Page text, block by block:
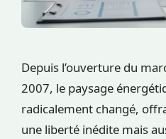
Depuis l’ouverture du
2007, le paysage
radicalement changé,
une liberté inédite mais